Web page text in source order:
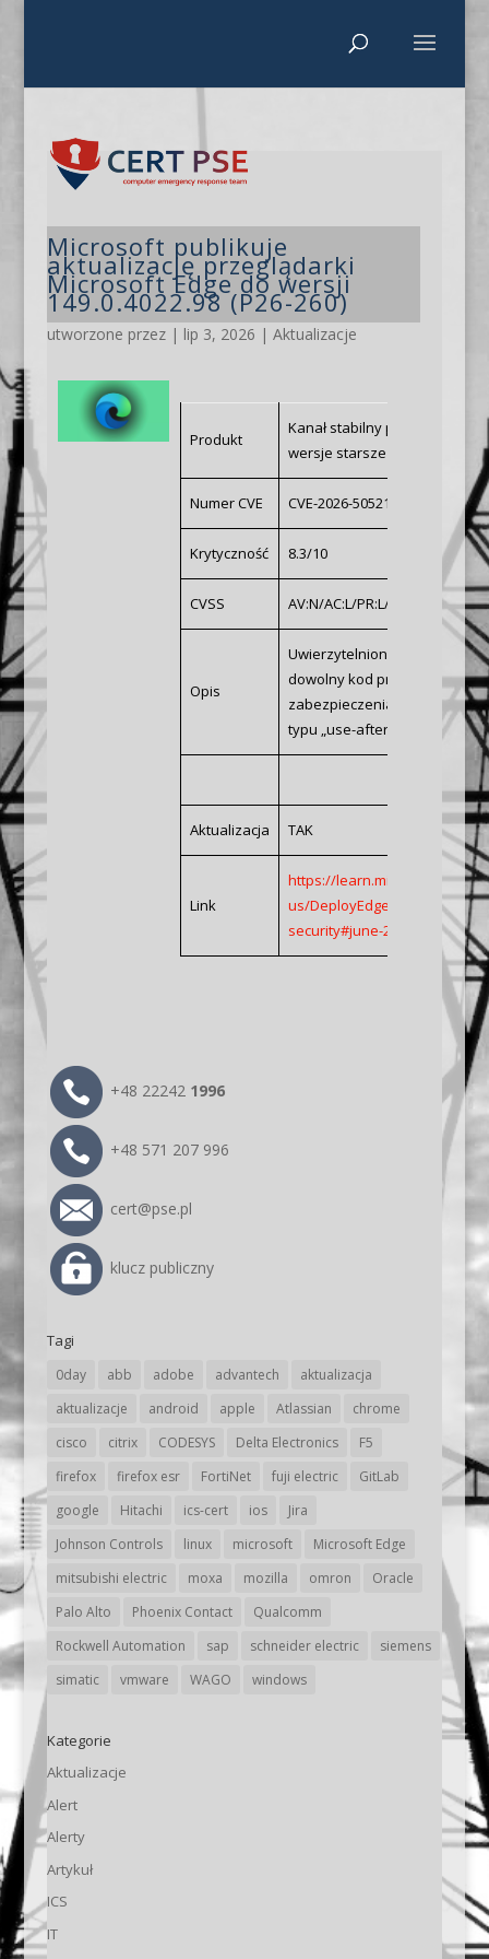
Microsoft publikuje
aktualizację przeglądarki
Microsoft Edge do wersji
149.0.4022.98 (P26-260)
utworzone przez | lip 3, 2026 | Aktualizacje
Produkt
Kanał stabilny przeglądarki
wersje starsze niż
Numer CVE CVE-2026-50521
Krytyczność 8.3/10
CVSS AV:N/AC:L/PR:L/UI:N/S:U/C:H/
Opis
Uwierzytelniony atakujący
dowolny kod przez sieć,
zabezpieczeniach
typu „use-after-free”.
Aktualizacja TAK
Link
https://learn.microsoft.com/
us/DeployEdge/microsoft-
security#june-26-2026
+48 22242 1996
+48 571 207 996
cert@pse.pl
klucz publiczny
Tagi
0day abb adobe advantech
aktualizacja
aktualizacje
android apple Atlassian
chrome
cisco
citrix CODESYS Delta Electronics
F5
firefox
firefox esr FortiNet fuji electric
GitLab
google
Hitachi ics-cert ios
Jira
Johnson Controls
linux microsoft
Microsoft Edge
mitsubishi electric
moxa mozilla omron
Oracle
Palo Alto
Phoenix Contact
Qualcomm
Rockwell Automation
sap schneider electric
siemens
simatic
vmware WAGO windows
Kategorie
Aktualizacje
Alert
Alerty
Artykuł
ICS
IT